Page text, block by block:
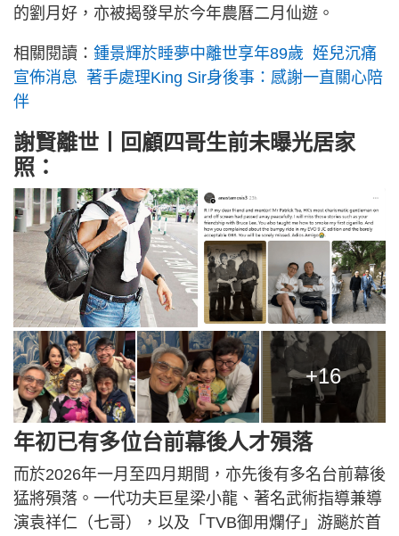
的劉月好，亦被揭發早於今年農曆二月仙遊。
相關閱讀： 鍾景輝於睡夢中離世享年89歲 姪兒沉痛
宣佈消息 著手處理King Sir身後事：感謝一直關心陪
伴
謝賢離世丨回顧四哥生前未曝光居家
照：
+16
年初已有多位台前幕後人才殞落
而於2026年一月至四月期間，亦先後有多名台前幕後
猛將殞落。一代功夫巨星梁小龍、著名武術指導兼導
演袁祥仁（七哥），以及「TVB御用爛仔」游飈於首